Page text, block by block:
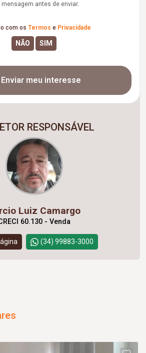
antes de enviar.
com os Termos e Privacidade
Enviar meu interesse
RESPONSÁVEL
Luiz Camargo
60.130 - Venda
(34) 99883-3000